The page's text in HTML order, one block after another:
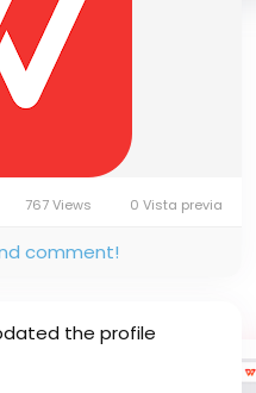
767 Views 0 Vista previa
comment!
the profile